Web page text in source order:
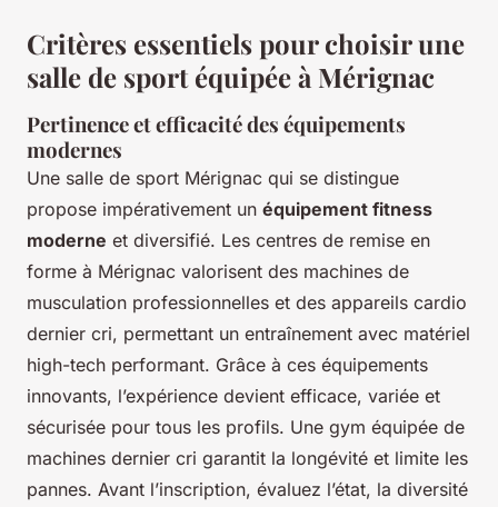
Critères essentiels pour choisir une
salle de sport équipée à Mérignac
Pertinence et efficacité des équipements
modernes
Une salle de sport Mérignac qui se distingue
propose impérativement un équipement fitness
moderne et diversifié. Les centres de remise en
forme à Mérignac valorisent des machines de
musculation professionnelles et des appareils cardio
dernier cri, permettant un entraînement avec matériel
high-tech performant. Grâce à ces équipements
innovants, l’expérience devient efficace, variée et
sécurisée pour tous les profils. Une gym équipée de
machines dernier cri garantit la longévité et limite les
pannes. Avant l’inscription, évaluez l’état, la diversité